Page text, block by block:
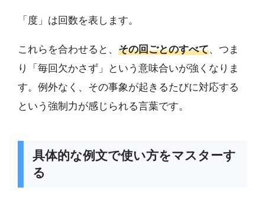
「度」は回数を表します。
これらを合わせると、 その回ごとのすべて、つま
り「毎回欠かさず」という意味合いが強くなりま
す。例外なく、その事象が起きるたびに対応する
という強制力が感じられる言葉です。
具体的な例文で使い方をマスターす
る